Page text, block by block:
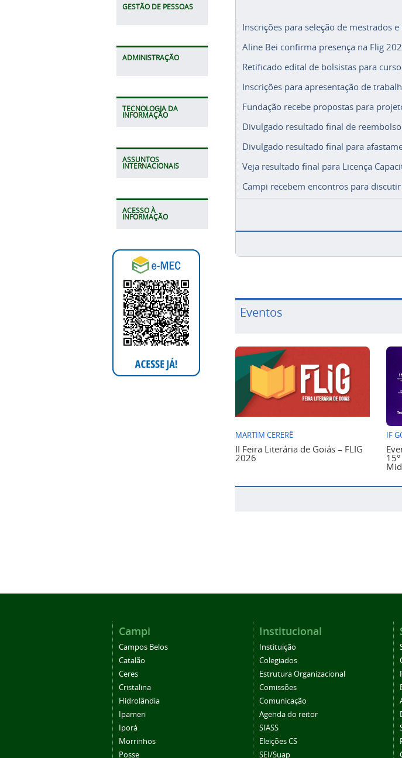
GESTÃO DE PESSOAS
ADMINISTRAÇÃO
TECNOLOGIA DA
INFORMAÇÃO
ASSUNTOS
INTERNACIONAIS
ACESSO À
INFORMAÇÃO
Inscrições para seleção de mestrados
Aline Bei confirma presença na Flig
Retificado edital de bolsistas para
Inscrições para apresentação de
Fundação recebe propostas para
Divulgado resultado final de
Divulgado resultado final para
Veja resultado final para Licença
Campi recebem encontros para
Eventos
MARTIM CERERÊ
II Feira Literária de Goiás – FLIG
2026
IF
Campi
Campos Belos
Catalão
Ceres
Cristalina
Hidrolândia
Ipameri
Iporá
Morrinhos
Posse
Institucional
Instituição
Colegiados
Estrutura Organizacional
Comissões
Comunicação
Agenda do reitor
SIASS
Eleições CS
SEI/Suap